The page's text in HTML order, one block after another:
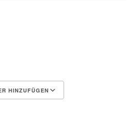
HINZUFÜGEN